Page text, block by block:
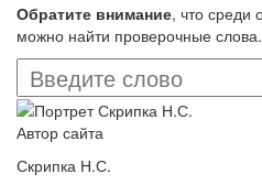
Обратите внимание, что среди
можно найти проверочные слова.
Автор сайта
Скрипка Н.С.